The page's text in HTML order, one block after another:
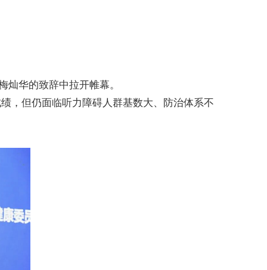
灿华的致辞中拉开帷幕。
，但仍面临听力障碍人群基数大、防治体系不